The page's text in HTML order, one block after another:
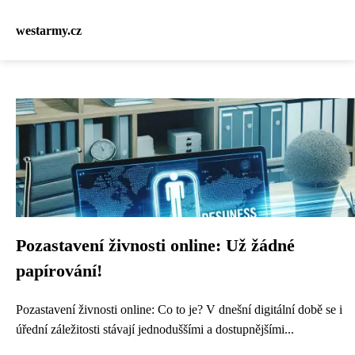
westarmy.cz
Pozastavení živnosti online: Už žádné
papírování!
Pozastavení živnosti online: Co to je? V dnešní digitální době se i
úřední záležitosti stávají jednoduššími a dostupnějšími...